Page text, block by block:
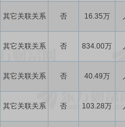
其它关联关系 否 16.35万
其它关联关系 否 834.00万
其它关联关系 否 40.49万
其它关联关系 否 103.28万